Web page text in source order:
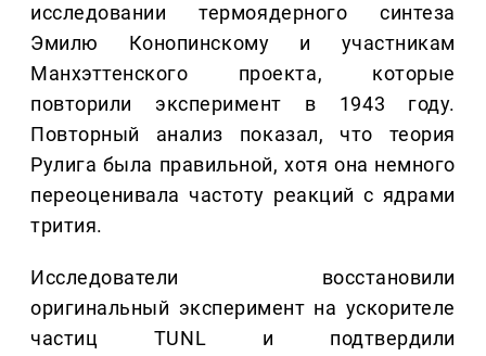
исследовании термоядерного синтеза
Эмилю Конопинскому и участникам
Манхэттенского проекта, которые
повторили эксперимент в 1943 году.
Повторный анализ показал, что теория
Рулига была правильной, хотя она немного
переоценивала частоту реакций с ядрами
трития.
Исследователи восстановили
оригинальный эксперимент на ускорителе
частиц TUNL и подтвердили